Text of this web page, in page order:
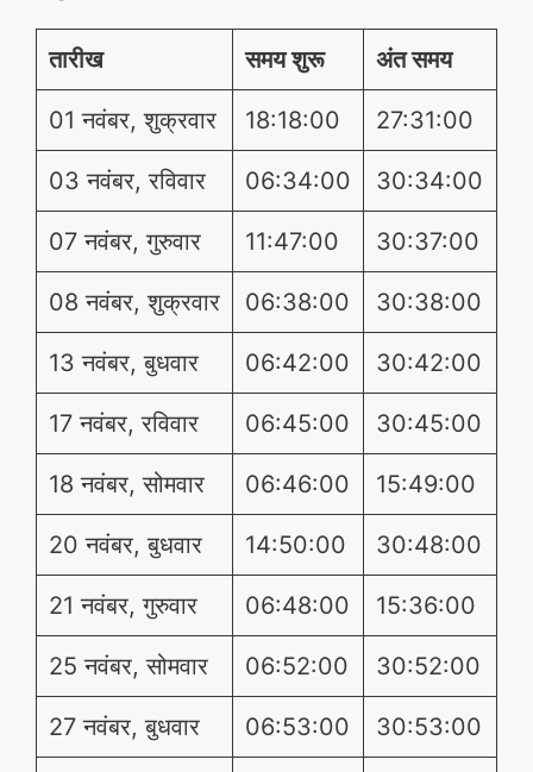
तारीख समय शुरू अंत समय
01 नवंबर, शुक्रवार 18:18:00 27:31:00
03 नवंबर, रविवार 06:34:00 30:34:00
07 नवंबर, गुरुवार 11:47:00 30:37:00
08 नवंबर, शुक्रवार 06:38:00 30:38:00
13 नवंबर, बुधवार 06:42:00 30:42:00
17 नवंबर, रविवार 06:45:00 30:45:00
18 नवंबर, सोमवार 06:46:00 15:49:00
20 नवंबर, बुधवार 14:50:00 30:48:00
21 नवंबर, गुरुवार 06:48:00 15:36:00
25 नवंबर, सोमवार 06:52:00 30:52:00
27 नवंबर, बुधवार 06:53:00 30:53:00